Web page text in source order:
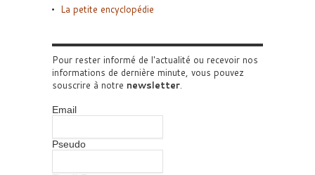
La petite encyclopédie
Pour rester informé de l'actualité ou recevoir nos
informations de dernière minute, vous pouvez
souscrire à notre newsletter.
Email
Pseudo